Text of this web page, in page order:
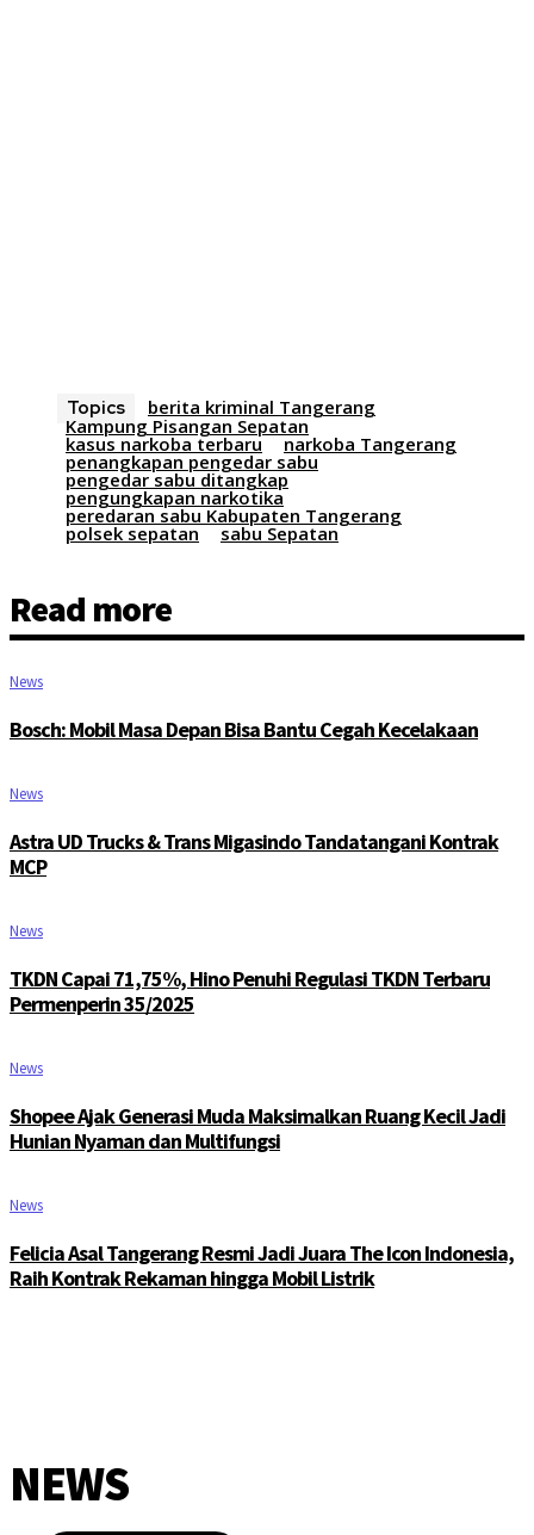
Topics
berita kriminal Tangerang
Kampung Pisangan Sepatan
kasus narkoba terbaru narkoba Tangerang
penangkapan pengedar sabu
pengedar sabu ditangkap
pengungkapan narkotika
peredaran sabu Kabupaten Tangerang
polsek sepatan sabu Sepatan
Read more
News
Bosch: Mobil Masa Depan Bisa Bantu Cegah Kecelakaan
News
Astra UD Trucks & Trans Migasindo Tandatangani Kontrak
MCP
News
TKDN Capai 71,75%, Hino Penuhi Regulasi TKDN Terbaru
Permenperin 35/2025
News
Shopee Ajak Generasi Muda Maksimalkan Ruang Kecil Jadi
Hunian Nyaman dan Multifungsi
News
Felicia Asal Tangerang Resmi Jadi Juara The Icon Indonesia,
Raih Kontrak Rekaman hingga Mobil Listrik
NEWS